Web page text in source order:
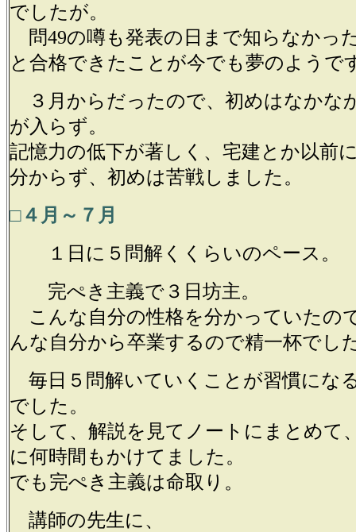
でしたが。
問49の噂も発表の日まで知らなかっ
と合格できたことが今でも夢のよう
３月からだったので、初めはなかな
が入らず。
記憶力の低下が著しく、宅建とか以前
分からず、初めは苦戦しました。
□４月～７月
１日に５問解くくらいのペース。
完ぺき主義で３日坊主。
こんな自分の性格を分かっていたの
んな自分から卒業するので精一杯でし
毎日５問解いていくことが習慣にな
でした。
そして、解説を見てノートにまとめて
に何時間もかけてました。
でも完ぺき主義は命取り。
講師の先生に、